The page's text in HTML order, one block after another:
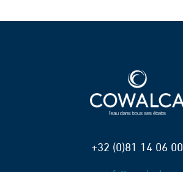
+32 (0)81 14 06 00